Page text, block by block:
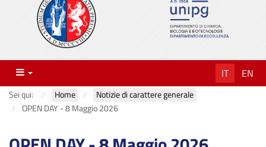
Menu IT EN
Sei qui: Home
Notizie di carattere generale
OPEN DAY - 8 Maggio 2026